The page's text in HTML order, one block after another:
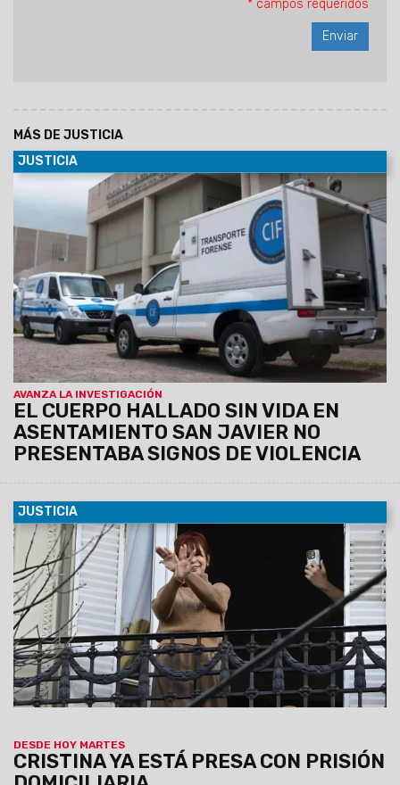
* campos requeridos
MÁS DE JUSTICIA
JUSTICIA
AVANZA LA INVESTIGACIÓN
EL CUERPO HALLADO SIN VIDA EN
ASENTAMIENTO SAN JAVIER NO
PRESENTABA SIGNOS DE VIOLENCIA
15/11/2025 La Fiscalía investiga el hallazgo de una mujer
sin vida en el asentamiento San Javier. La autopsia
determinó la causa de su muerte.
JUSTICIA
DESDE HOY MARTES
CRISTINA YA ESTÁ PRESA CON PRISIÓN
17/06/2025 El Tribunal Oral Federal N°2 le otorgó el
beneficio solicitado por la ex presidenta y, además, fue
notificada de manera virtual, por lo que no deberá
presentarse mañana en Comodoro Py.
La Justicia dispuso
la prisión domiciliaria para Cristina Kirchner: usará
tobillera electrónica y tendrá limitadas las visitas.